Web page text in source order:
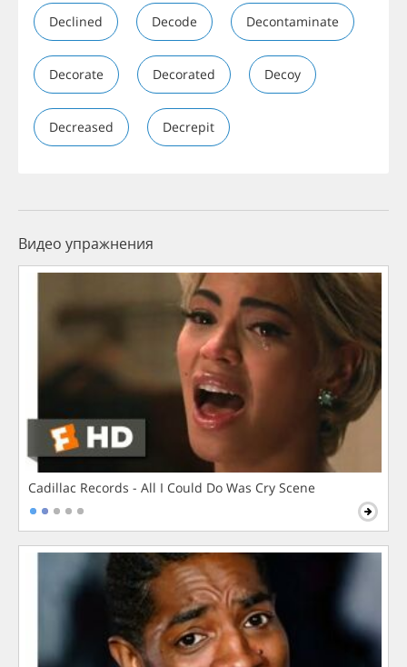
Declined Decode Decontaminate
Decorate Decorated Decoy
Decreased Decrepit
Видео упражнения
Cadillac Records - All I Could Do Was Cry Scene